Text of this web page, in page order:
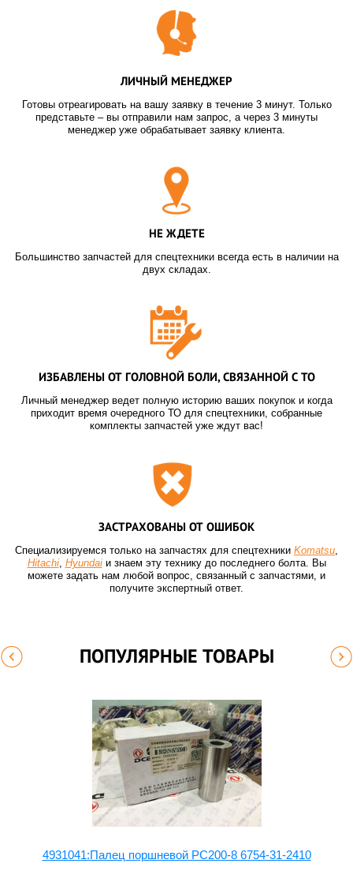
ЛИЧНЫЙ МЕНЕДЖЕР
Готовы отреагировать на вашу заявку в течение 3 минут. Только
представьте – вы отправили нам запрос, а через 3 минуты
менеджер уже обрабатывает заявку клиента.
НЕ ЖДЕТЕ
Большинство запчастей для спецтехники всегда есть в наличии на
двух складах.
ИЗБАВЛЕНЫ ОТ ГОЛОВНОЙ БОЛИ, СВЯЗАННОЙ С ТО
Личный менеджер ведет полную историю ваших покупок и когда
приходит время очередного ТО для спецтехники, собранные
комплекты запчастей уже ждут вас!
ЗАСТРАХОВАНЫ ОТ ОШИБОК
Специализируемся только на запчастях для спецтехники Komatsu,
Hitachi, Hyundaiи знаем эту технику до последнего болта. Вы
можете задать нам любой вопрос, связанный с запчастями, и
получите экспертный ответ.
ПОПУЛЯРНЫЕ ТОВАРЫ
4931041:Палец поршневой PC200-8 6754-31-2410